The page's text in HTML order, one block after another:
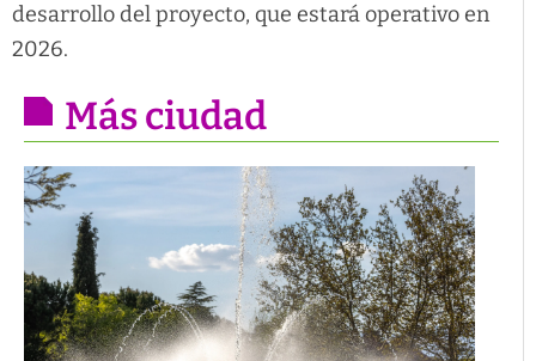
desarrollo del proyecto, que estará operativo en
2026.
Más ciudad